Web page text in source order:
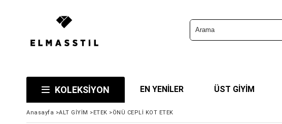
KOLEKSİYON EN YENİLER ÜST GİYİM
Anasayfa >ALT GİYİM >ETEK >ÖNÜ CEPLİ KOT ETEK